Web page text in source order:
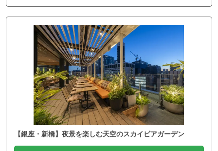
【銀座・新橋】夜景を楽しむ天空のスカイビアガーデン